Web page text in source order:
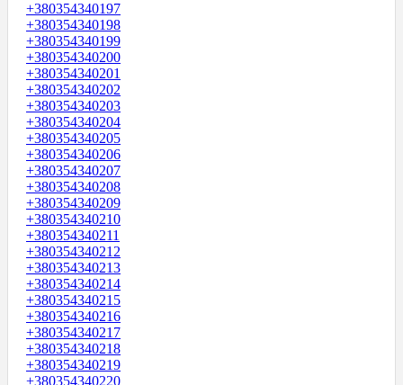
+380354340197
+380354340198
+380354340199
+380354340200
+380354340201
+380354340202
+380354340203
+380354340204
+380354340205
+380354340206
+380354340207
+380354340208
+380354340209
+380354340210
+380354340211
+380354340212
+380354340213
+380354340214
+380354340215
+380354340216
+380354340217
+380354340218
+380354340219
+380354340220